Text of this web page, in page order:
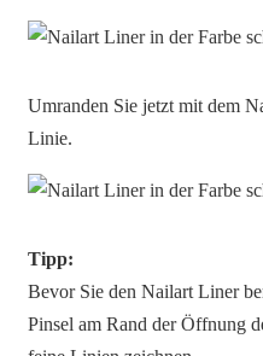
Umranden Sie jetzt mit dem
Linie.
Tipp:
Bevor Sie den Nailart Liner
Pinsel am Rand der Öffnung